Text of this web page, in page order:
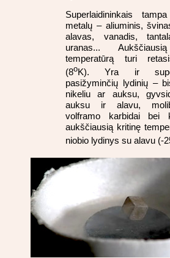
Superlaidininkais
metalų – aliuminis,
alavas, vanadis,
uranas...
temperatūrą turi
(8oK). Yra ir
pasižyminčių lydinių –
nikeliu ar auksu,
auksu ir alavu,
volframo karbidai
aukščiausią kritinę
niobio lydinys su alavu (-